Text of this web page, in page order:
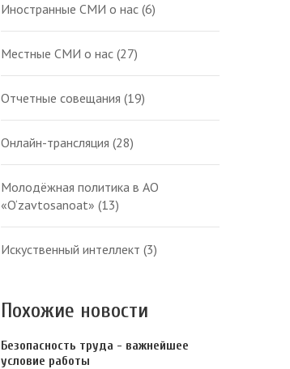
Иностранные СМИ о нас (6)
Местные СМИ о нас (27)
Отчетные совещания (19)
Онлайн-трансляция (28)
Молодёжная политика в АО
«O‘zavtosanoat» (13)
Искуственный интеллект (3)
Похожие новости
Безопасность труда - важнейшее
условие работы